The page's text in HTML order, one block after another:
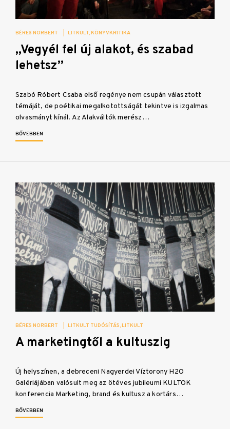
BÉRES NORBERT LITKULT KÖNYVKRITIKA
„Vegyél fel új alakot, és szabad
lehetsz”
Szabó Róbert Csaba első regénye nem csupán választott
témáját, de poétikai megalkotottságát tekintve is izgalmas
olvasmányt kínál. Az Alakváltók merész…
BŐVEBBEN
BÉRES NORBERT LITKULT TUDÓSÍTÁS LITKULT
A marketingtől a kultuszig
Új helyszínen, a debreceni Nagyerdei Víztorony H2O
Galériájában valósult meg az ötéves jubileumi KULTOK
konferencia Marketing, brand és kultusz a kortárs…
BŐVEBBEN